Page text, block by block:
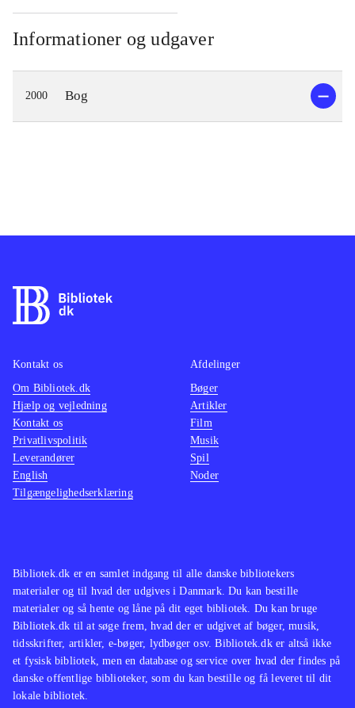
Informationer og udgaver
2000 Bog
Bibliotek.dk er en samlet indgang til alle danske bibliotekers
materialer og til hvad der udgives i Danmark. Du kan bestille
materialer og så hente og låne på dit eget bibliotek. Du kan bruge
Bibliotek.dk til at søge frem, hvad der er udgivet af bøger, musik,
tidsskrifter, artikler, e-bøger, lydbøger osv. Bibliotek.dk er altså ikke
et fysisk bibliotek, men en database og service over hvad der findes på
danske offentlige biblioteker, som du kan bestille og få leveret til dit
lokale bibliotek.
Kontakt os
Om Bibliotek.dk
Hjælp og vejledning
Kontakt os
Privatlivspolitik
Leverandører
English
Tilgængelighedserklæring
Afdelinger
Bøger
Artikler
Film
Musik
Spil
Noder